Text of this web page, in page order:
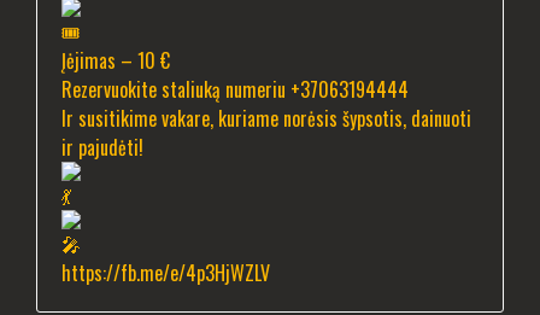
Įėjimas – 10 €
Rezervuokite staliuką numeriu +37063194444
Ir susitikime vakare, kuriame norėsis šypsotis, dainuoti
ir pajudėti!
https://fb.me/e/4p3HjWZLV